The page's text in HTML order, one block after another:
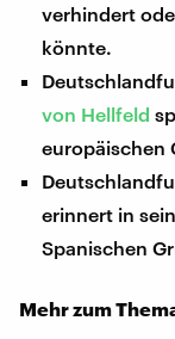
verhindert
könnte.
von Hellfeld
europäischen
erinnert in
Spanischen
Mehr zum